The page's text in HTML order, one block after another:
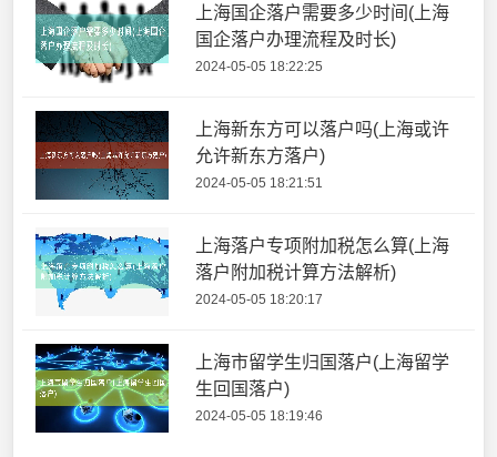
上海国企落户需要多少时间(上海
国企落户办理流程及时长)
2024-05-05 18:22:25
上海新东方可以落户吗(上海或许
允许新东方落户)
2024-05-05 18:21:51
上海落户专项附加税怎么算(上海
落户附加税计算方法解析)
2024-05-05 18:20:17
上海市留学生归国落户(上海留学
生回国落户)
2024-05-05 18:19:46